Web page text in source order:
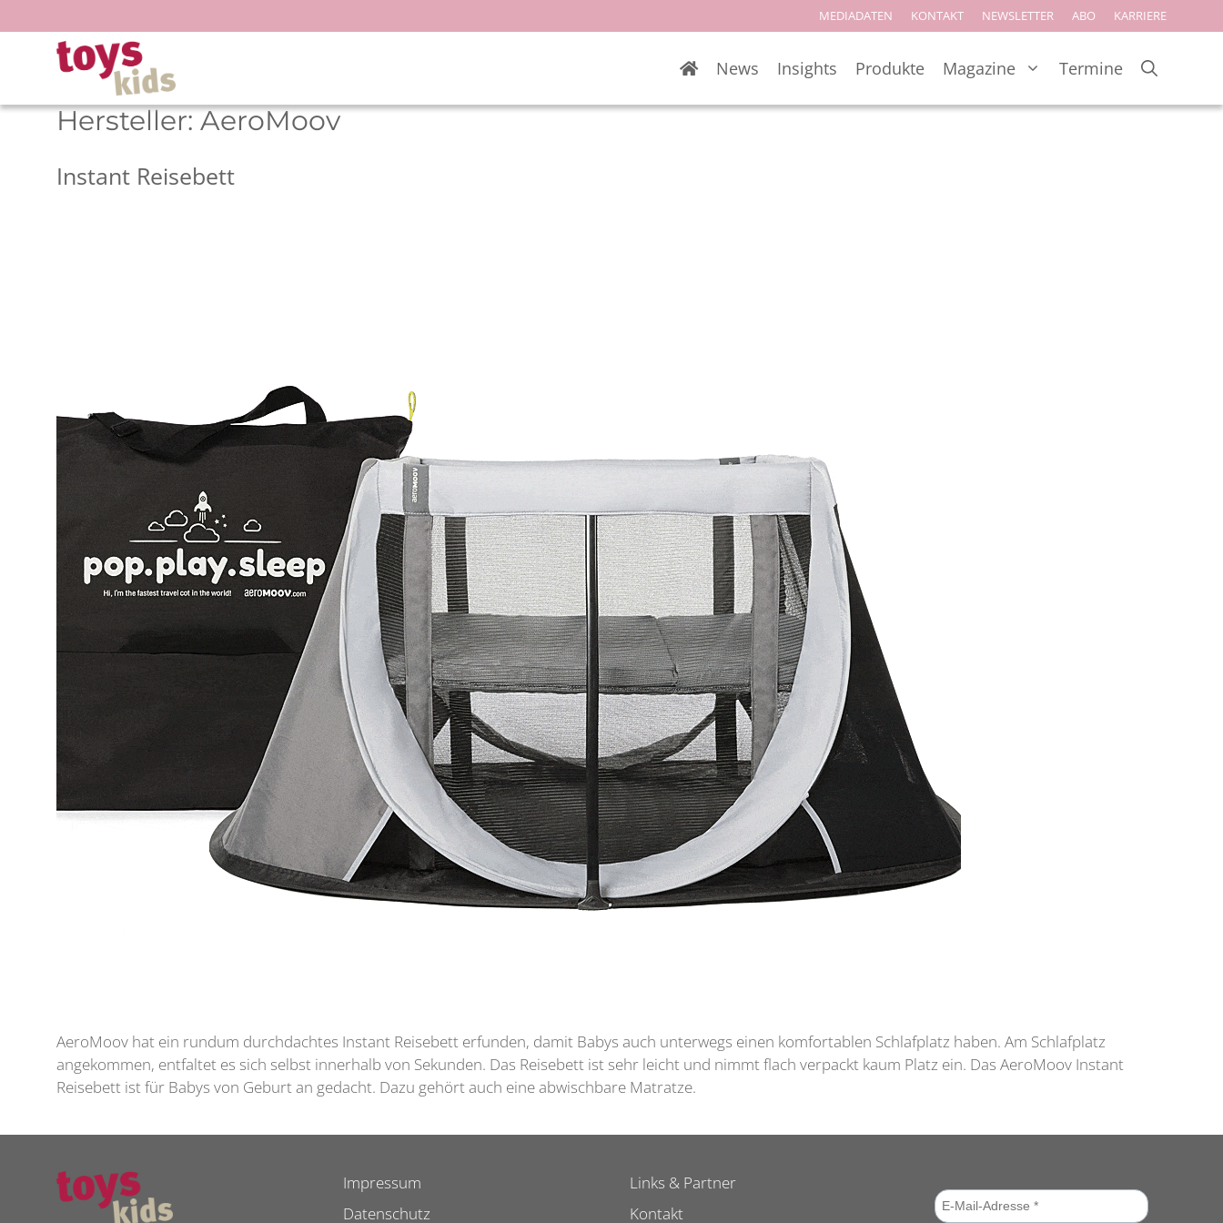
Inhalt
springen
MEDIADATEN KONTAKT NEWSLETTER ABO KARRIERE
News Insights Produkte Magazine Termine
Hersteller:AeroMoov
Instant Reisebett
AeroMoov hat ein rundum durchdachtes Instant Reisebett erfunden, damit Babys auch unterwegs einen komfortablen Schlafplatz haben. Am Schlafplatz
angekommen, entfaltet es sich selbst innerhalb von Sekunden. Das Reisebett ist sehr leicht und nimmt flach verpackt kaum Platz ein. Das AeroMoov Instant
Reisebett ist für Babys von Geburt an gedacht. Dazu gehört auch eine abwischbare Matratze.
Impressum
Datenschutz
Links & Partner
Kontakt